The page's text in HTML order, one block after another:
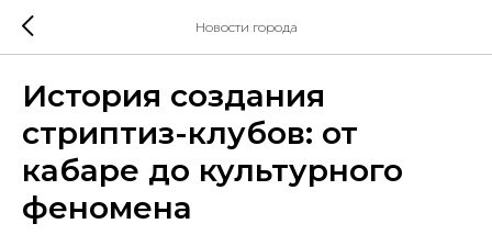
Новости города
История создания
стриптиз-клубов: от
кабаре до культурного
феномена